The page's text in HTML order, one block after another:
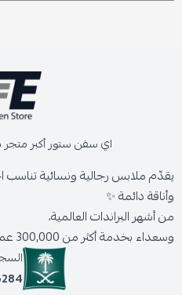
اي سفن ستور أكبر
يقدّم ملابس رجالية ونسائية
وأناقة دائمة ✨
من أشهر البراندات العالمية،
وسعداء بخدمة أكثر من 300,000 عميل حول المملكة.